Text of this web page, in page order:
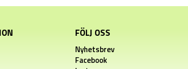
FÖLJ OSS
Nyhetsbrev
Facebook